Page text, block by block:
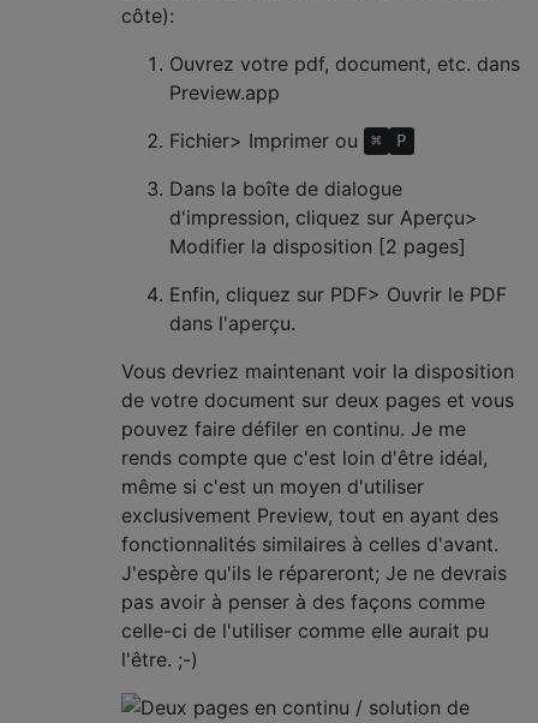
côte):
Ouvrez votre pdf, document, etc. dans
Preview.app
Fichier> Imprimer ou
⌘ P
Dans la boîte de dialogue
d'impression, cliquez sur Aperçu>
Modifier la disposition [2 pages]
Enfin, cliquez sur PDF> Ouvrir le PDF
dans l'aperçu.
Vous devriez maintenant voir la disposition
de votre document sur deux pages et vous
pouvez faire défiler en continu. Je me
rends compte que c'est loin d'être idéal,
même si c'est un moyen d'utiliser
exclusivement Preview, tout en ayant des
fonctionnalités similaires à celles d'avant.
J'espère qu'ils le répareront; Je ne devrais
pas avoir à penser à des façons comme
celle-ci de l'utiliser comme elle aurait pu
l'être. ;-)